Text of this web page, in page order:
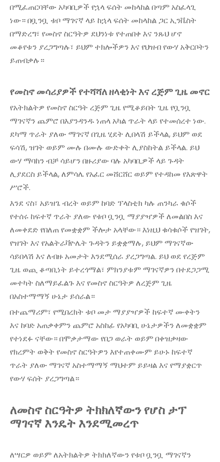
በሚፈጠርባቸው አካባቢዎች የኋላ ፍሰት መከላከል በጣም አስፈላጊ
ነው። በቧንቧ ቱቦ ማገናኛ ላይ ከኋላ ፍሰት መከላከል ጋር ኢንቬስት
በማድረግ፣ የመስኖ ስርዓትዎ ደህንነቱ የተጠበቀ እና ንጹህ ሆኖ
መቆየቱን ያረጋግጣሉ፣ ይህም ተክሎችዎን እና የህዝብ የውሃ አቅርቦትን
ይጠብቃሉ።
የመስኖ መሳሪያዎች የተሻሻለ ዘላቂነት እና ረጅም ጊዜ መኖር
የአትክልትዎ የመስኖ ስርዓት ረጅም ጊዜ የሚቆይበት ጊዜ የቧንቧ
ማገናኛን ጨምሮ በእያንዳንዱ ነጠላ አካል ጥራት ላይ የተመሰረተ ነው.
ደካማ ጥራት ያለው ማገናኛ በጊዜ ሂደት ሊበላሽ ይችላል, ይህም ወደ
ፍሳሽ, ዝገት ወይም ሙሉ በሙሉ ውድቀት ሊያስከትል ይችላል. ይህ
ውሃ ማባከን ብቻ ሳይሆን በዙሪያው ባሉ አካባቢዎች ላይ ጉዳት
ሊያደርስ ይችላል, ለምሳሌ የአፈር መሸርሸር ወይም የተዳከመ የእጽዋት
ሥሮች.
እንደ ናስ፣ አይዝጌ ብረት ወይም ከባድ ፕላስቲክ ካሉ ጠንካራ ቁሶች
የተሰሩ ከፍተኛ ጥራት ያለው የቱቦ ቧንቧ ማያያዣዎች ለመልበስ እና
ለመቀደድ የበለጠ የመቋቋም ችሎታ አላቸው። እነዚህ ቁሳቁሶች የዝገት,
የዝገት እና የአልትራቫዮሌት ጉዳትን ይቋቋማሉ, ይህም ማገናኛው
ሳይበላሽ እና ለብዙ አመታት እንደሚሰራ ያረጋግጣል. ይህ ወደ የረጅም
ጊዜ ወጪ ቆጣቢነት ይተረጎማል፣ ምክንያቱም ማገናኛዎን በተደጋጋሚ
መተካት ስለማይፈልጉ እና የመስኖ ስርዓትዎ ለረጅም ጊዜ
በአስተማማኝ ሁኔታ ይሰራል።
በተጨማሪም፣ የሚበረክት ቱቦ መታ ማያያዣዎች ከፍተኛ ሙቀትን
እና ከባድ አጠቃቀምን ጨምሮ አስከፊ የአካባቢ ሁኔታዎችን ለመቋቋም
የተነደፉ ናቸው። በሞቃታማው የበጋ ወራት ወይም በቀዝቃዛው
የክረምት ወቅት የመስኖ ስርዓትዎን እየተጠቀሙም ይሁኑ ከፍተኛ
ጥራት ያለው ማገናኛ አስተማማኝ ማህተም ይይዛል እና የማያቋርጥ
የውሃ ፍሰት ያረጋግጣል።
ለመስኖ ስርዓትዎ ትክክለኛውን የሆስ ታፕ
ማገናኛ እንዴት እንደሚመረጥ
ለሣርዎ ወይም ለአትክልትዎ ትክክለኛውን የቱቦ ቧንቧ ማገናኛን